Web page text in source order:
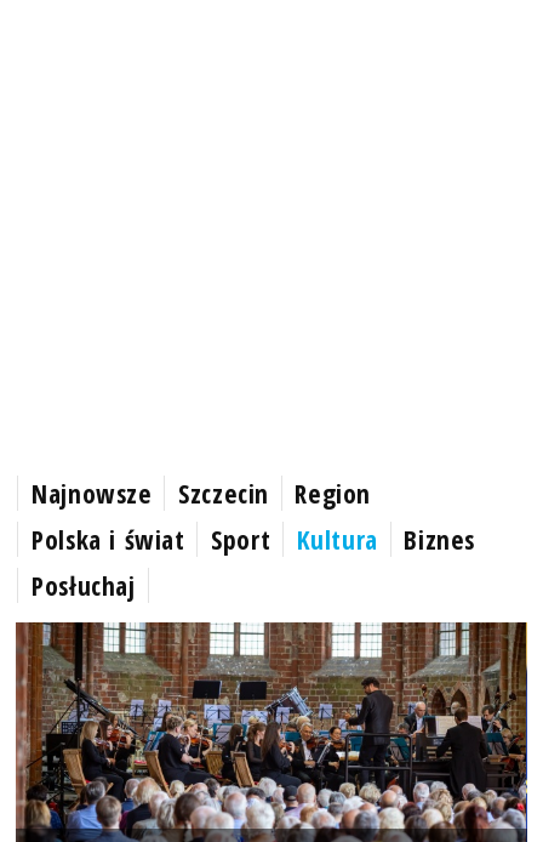
Najnowsze Szczecin
Region
Polska i świat
Sport Kultura
Biznes
Posłuchaj